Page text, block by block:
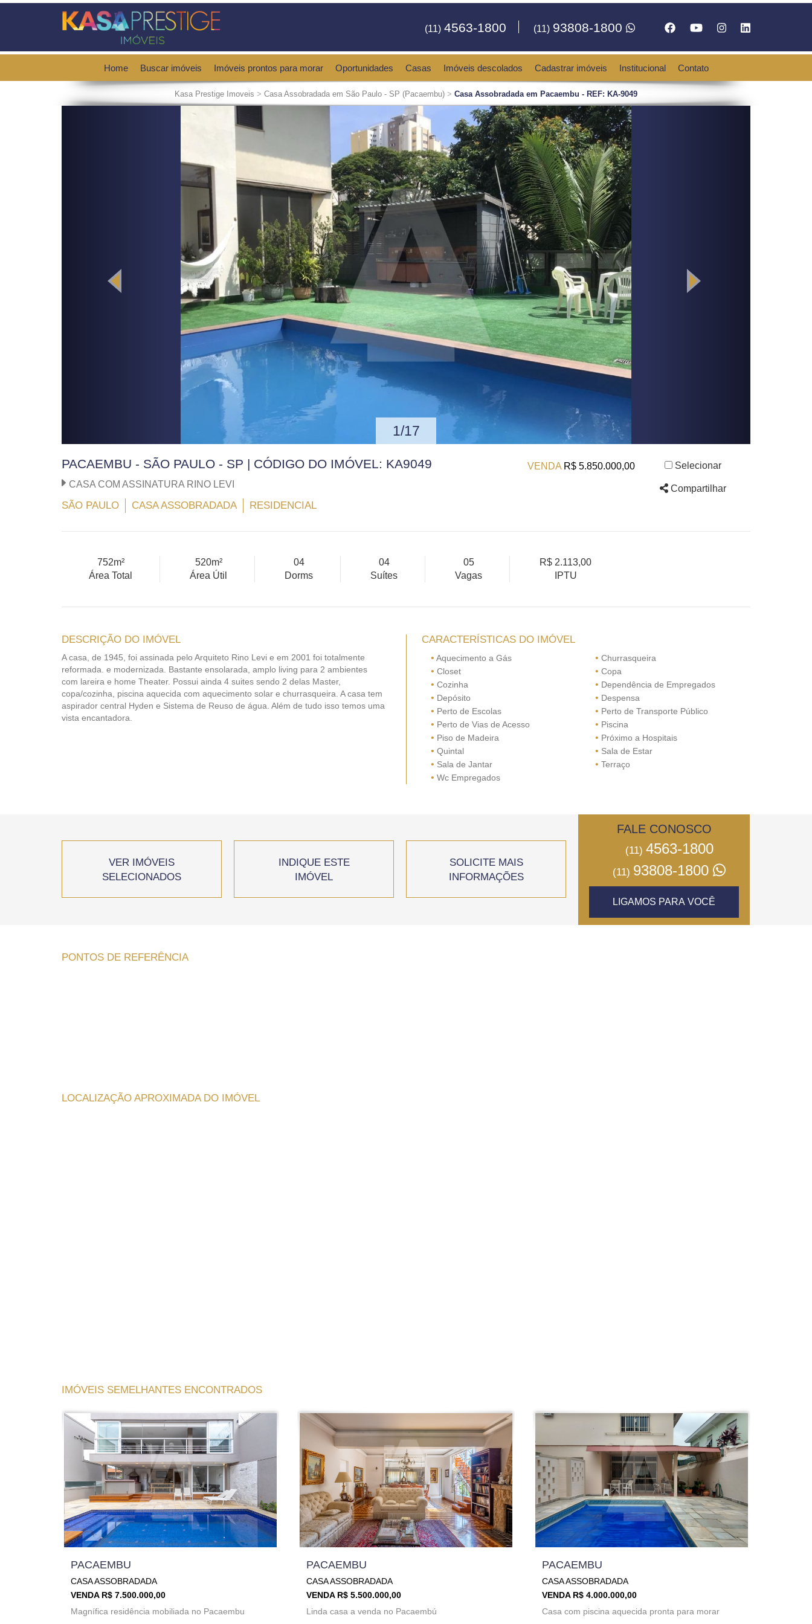
(11) 4563-1800 (11) 93808-1800
Home Buscar imóveis Imóveis prontos para morar Oportunidades Casas Imóveis descolados Cadastrar imóveis Institucional Contato
Kasa Prestige Imoveis > Casa Assobradada em São Paulo - SP (Pacaembu) > Casa Assobradada em Pacaembu - REF: KA-9049
1/17
PACAEMBU - SÃO PAULO - SP | CÓDIGO DO IMÓVEL: KA9049
CASA COM ASSINATURA RINO LEVI
SÃO PAULO CASA ASSOBRADADA RESIDENCIAL
VENDA R$ 5.850.000,00 Selecionar
Compartilhar
752m²
Área Total
520m²
Área Útil
04
Dorms
04
Suítes
05
Vagas
R$ 2.113,00
IPTU
DESCRIÇÃO DO IMÓVEL
A casa, de 1945, foi assinada pelo Arquiteto Rino Levi e em 2001 foi totalmente
reformada. e modernizada. Bastante ensolarada, amplo living para 2 ambientes
com lareira e home Theater. Possui ainda 4 suites sendo 2 delas Master,
copa/cozinha, piscina aquecida com aquecimento solar e churrasqueira. A casa tem
aspirador central Hyden e Sistema de Reuso de água. Além de tudo isso temos uma
vista encantadora.
CARACTERÍSTICAS DO IMÓVEL
• Aquecimento a Gás • Churrasqueira
• Closet • Copa
• Cozinha • Dependência de Empregados
• Depósito • Despensa
• Perto de Escolas • Perto de Transporte Público
• Perto de Vias de Acesso • Piscina
• Piso de Madeira • Próximo a Hospitais
• Quintal • Sala de Estar
• Sala de Jantar • Terraço
• Wc Empregados
VER IMÓVEIS
SELECIONADOS
INDIQUE ESTE
IMÓVEL
SOLICITE MAIS
INFORMAÇÕES
FALE CONOSCO
(11) 4563-1800
(11) 93808-1800
LIGAMOS PARA VOCÊ
PONTOS DE REFERÊNCIA
LOCALIZAÇÃO APROXIMADA DO IMÓVEL
IMÓVEIS SEMELHANTES ENCONTRADOS
PACAEMBU
CASA ASSOBRADADA
VENDA R$ 7.500.000,00
Magnífica residência mobiliada no Pacaembu
PACAEMBU
CASA ASSOBRADADA
VENDA R$ 5.500.000,00
Linda casa a venda no Pacaembú
PACAEMBU
CASA ASSOBRADADA
VENDA R$ 4.000.000,00
Casa com piscina aquecida pronta para morar